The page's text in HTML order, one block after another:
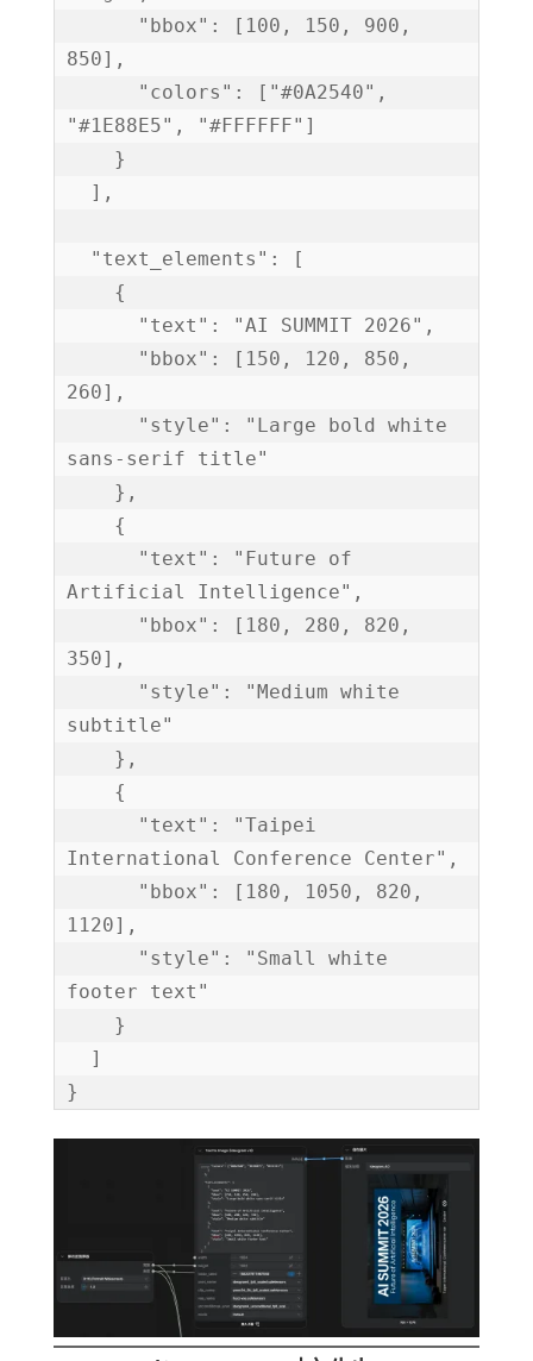
      "bbox": [100, 150, 900,
850],
      "colors": ["#0A2540",
"#1E88E5", "#FFFFFF"]
    }
  ],
  "text_elements": [
    {
      "text": "AI SUMMIT 2026",
      "bbox": [150, 120, 850,
260],
      "style": "Large bold white
sans-serif title"
    },
    {
      "text": "Future of
Artificial Intelligence",
      "bbox": [180, 280, 820,
350],
      "style": "Medium white
subtitle"
    },
    {
      "text": "Taipei
International Conference Center",
      "bbox": [180, 1050, 820,
1120],
      "style": "Small white
footer text"
    }
  ]
}